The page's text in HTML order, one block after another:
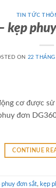
TIN TỨC
kẹp
ON 22
cơ được
đơn
CONTINUE
phuy đơn sắt, kẹp